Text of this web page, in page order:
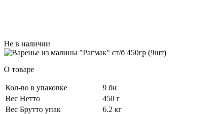
Не в наличии
О товаре
Кол-во в упаковке
9 бн
Вес Нетто
450 г
Вес Брутто упак
6.2 кг